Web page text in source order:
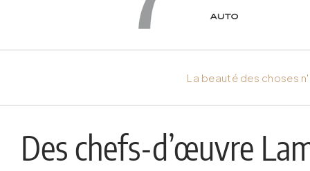
La beauté des choses
Des chefs-d’œuvre